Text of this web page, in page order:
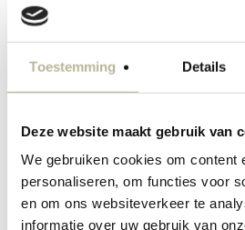
Toestemming Details
Deze website maakt gebruik van
We gebruiken cookies om content
personaliseren, om functies voor
en om ons websiteverkeer te
informatie over uw gebruik van
succes weten te…